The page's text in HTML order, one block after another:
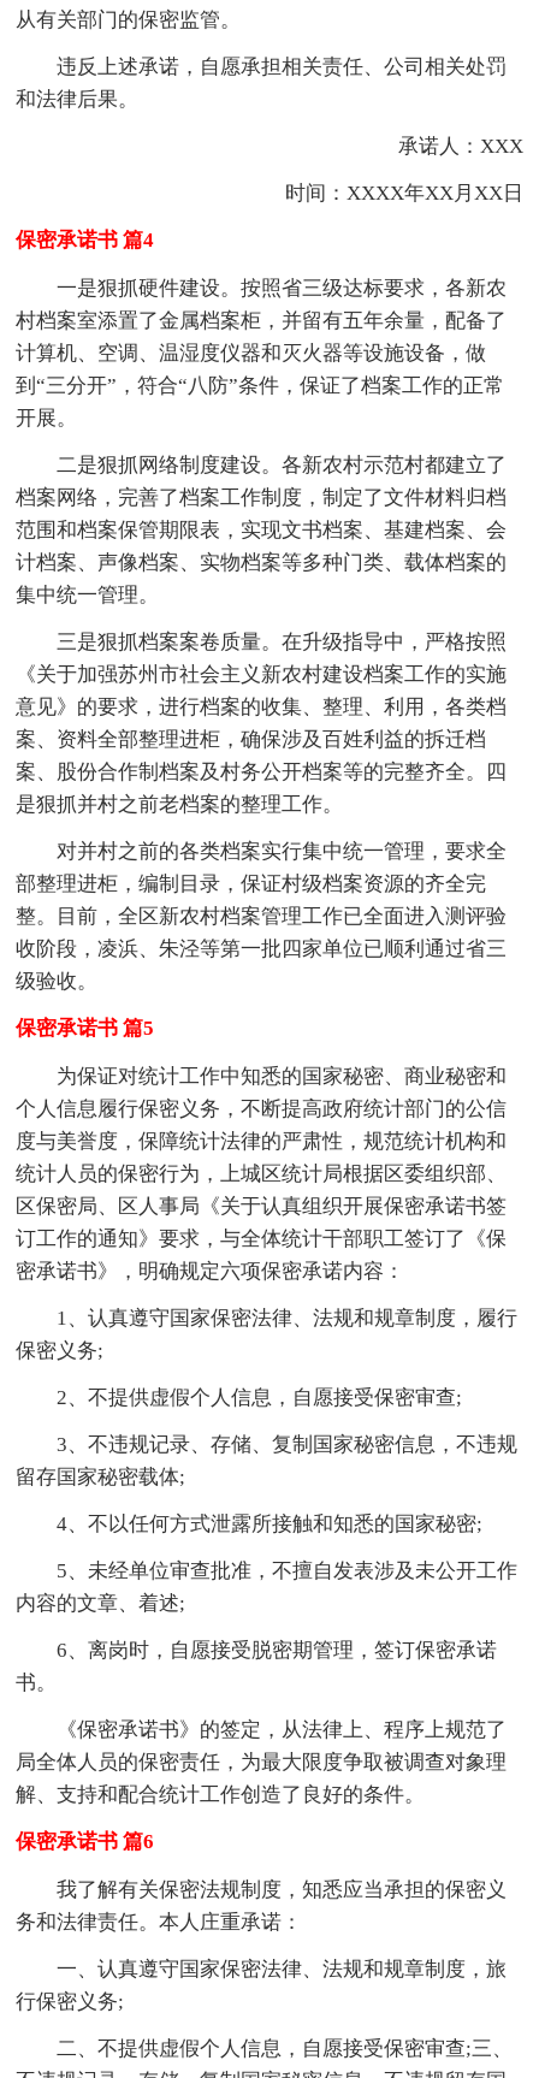
从有关部门的保密监管。
违反上述承诺，自愿承担相关责任、公司相关处罚
和法律后果。
承诺人：XXX
时间：XXXX年XX月XX日
保密承诺书 篇4
一是狠抓硬件建设。按照省三级达标要求，各新农
村档案室添置了金属档案柜，并留有五年余量，配备了
计算机、空调、温湿度仪器和灭火器等设施设备，做
到“三分开”，符合“八防”条件，保证了档案工作的正常
开展。
二是狠抓网络制度建设。各新农村示范村都建立了
档案网络，完善了档案工作制度，制定了文件材料归档
范围和档案保管期限表，实现文书档案、基建档案、会
计档案、声像档案、实物档案等多种门类、载体档案的
集中统一管理。
三是狠抓档案案卷质量。在升级指导中，严格按照
《关于加强苏州市社会主义新农村建设档案工作的实施
意见》的要求，进行档案的收集、整理、利用，各类档
案、资料全部整理进柜，确保涉及百姓利益的拆迁档
案、股份合作制档案及村务公开档案等的完整齐全。四
是狠抓并村之前老档案的整理工作。
对并村之前的各类档案实行集中统一管理，要求全
部整理进柜，编制目录，保证村级档案资源的齐全完
整。目前，全区新农村档案管理工作已全面进入测评验
收阶段，凌浜、朱泾等第一批四家单位已顺利通过省三
级验收。
保密承诺书 篇5
为保证对统计工作中知悉的国家秘密、商业秘密和
个人信息履行保密义务，不断提高政府统计部门的公信
度与美誉度，保障统计法律的严肃性，规范统计机构和
统计人员的保密行为，上城区统计局根据区委组织部、
区保密局、区人事局《关于认真组织开展保密承诺书签
订工作的通知》要求，与全体统计干部职工签订了《保
密承诺书》，明确规定六项保密承诺内容：
1、认真遵守国家保密法律、法规和规章制度，履行
保密义务;
2、不提供虚假个人信息，自愿接受保密审查;
3、不违规记录、存储、复制国家秘密信息，不违规
留存国家秘密载体;
4、不以任何方式泄露所接触和知悉的国家秘密;
5、未经单位审查批准，不擅自发表涉及未公开工作
内容的文章、着述;
6、离岗时，自愿接受脱密期管理，签订保密承诺
书。
《保密承诺书》的签定，从法律上、程序上规范了
局全体人员的保密责任，为最大限度争取被调查对象理
解、支持和配合统计工作创造了良好的条件。
保密承诺书 篇6
我了解有关保密法规制度，知悉应当承担的保密义
务和法律责任。本人庄重承诺：
一、认真遵守国家保密法律、法规和规章制度，旅
行保密义务;
二、不提供虚假个人信息，自愿接受保密审查;三、